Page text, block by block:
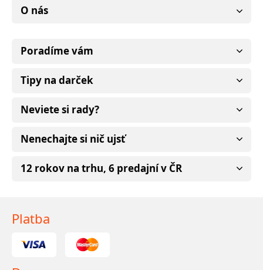
O nás
Poradíme vám
Tipy na darček
Neviete si rady?
Nenechajte si nič ujsť
12 rokov na trhu, 6 predajní v ČR
Platba